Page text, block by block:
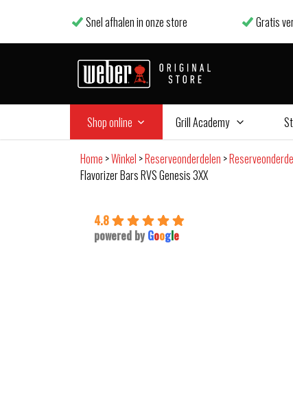
Snel afhalen in onze store Gratis
Shop online Grill Academy
Home >Winkel >Reserveonderdelen >
Flavorizer Bars RVS Genesis 3XX
4.8
powered by Google